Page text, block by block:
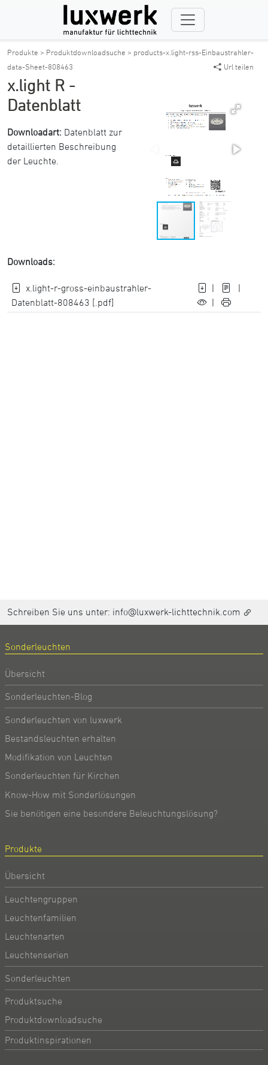
Produkte > Produktdownloadsuche > products-x.light-rss-Einbaustrahler-
data-Sheet-808463
Url teilen
x.light R -
Datenblatt
Downloadart: Datenblatt zur
detaillierten Beschreibung
der Leuchte.
Downloads:
x.light-r-gross-einbaustrahler-
Datenblatt-808463 [.pdf]
|
|
|
Schreiben Sie uns unter: info@luxwerk-lichttechnik.com
Sonderleuchten
Übersicht
Sonderleuchten-Blog
Sonderleuchten von luxwerk
Bestandsleuchten erhalten
Modifikation von Leuchten
Sonderleuchten für Kirchen
Know-How mit Sonderlösungen
Sie benötigen eine besondere Beleuchtungslösung?
Produkte
Übersicht
Leuchtengruppen
Leuchtenfamilien
Leuchtenarten
Leuchtenserien
Sonderleuchten
Produktsuche
Produktdownloadsuche
Produktinspirationen